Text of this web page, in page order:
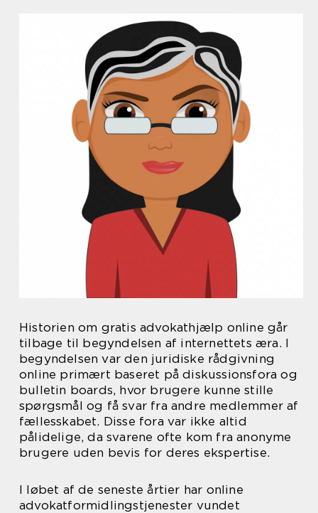
Historien om gratis advokathjælp online går
tilbage til begyndelsen af internettets æra. I
begyndelsen var den juridiske rådgivning
online primært baseret på diskussionsfora og
bulletin boards, hvor brugere kunne stille
spørgsmål og få svar fra andre medlemmer af
fællesskabet. Disse fora var ikke altid
pålidelige, da svarene ofte kom fra anonyme
brugere uden bevis for deres ekspertise.
I løbet af de seneste årtier har online
advokatformidlingstjenester vundet